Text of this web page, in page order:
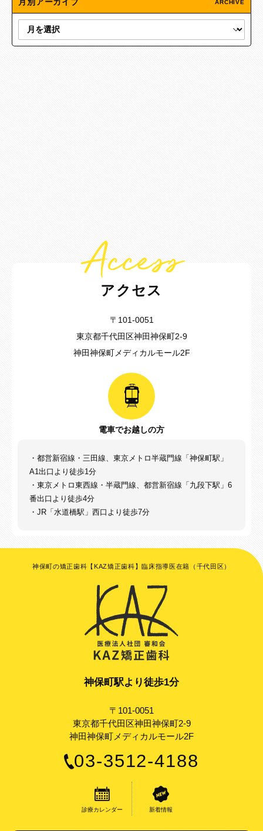
月別アーカイブ ARCHIVE
Access
アクセス
〒101-0051
東京都千代田区神田神保町2-9
神田神保町メディカルモール2F
電車でお越しの方
・都営新宿線・三田線、東京メトロ半蔵門線「神保町駅」
A1出口より徒歩1分
・東京メトロ東西線・半蔵門線、都営新宿線「九段下駅」6
番出口より徒歩4分
・JR「水道橋駅」西口より徒歩7分
神保町の矯正歯科【KAZ矯正歯科】臨床指導医在籍（千代田区）
神保町駅より徒歩1分
〒101-0051
東京都千代田区神田神保町2-9
神田神保町メディカルモール2F
03-3512-4188
診療カレンダー 新着情報